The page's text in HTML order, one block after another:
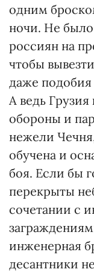
одним
ночи. Не
россиян на
чтобы
даже подобия
А ведь
обороны и
нежели
обучена и
боя. Если бы
перекрыты
сочетании с
инженерная
десантники